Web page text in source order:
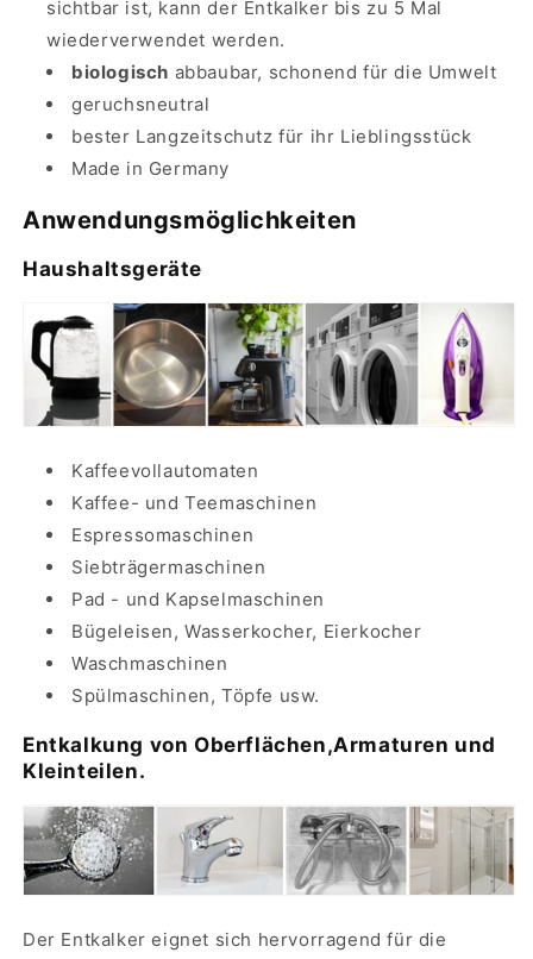
sichtbar ist, kann der Entkalker bis zu 5 Mal
wiederverwendet werden.
biologisch abbaubar, schonend für die Umwelt
geruchsneutral
bester Langzeitschutz für ihr Lieblingsstück
Made in Germany
Anwendungsmöglichkeiten
Haushaltsgeräte
Kaffeevollautomaten
Kaffee- und Teemaschinen
Espressomaschinen
Siebträgermaschinen
Pad - und Kapselmaschinen
Bügeleisen, Wasserkocher, Eierkocher
Waschmaschinen
Spülmaschinen, Töpfe usw.
Entkalkung von Oberflächen,Armaturen und
Kleinteilen.
Der Entkalker eignet sich hervorragend für die